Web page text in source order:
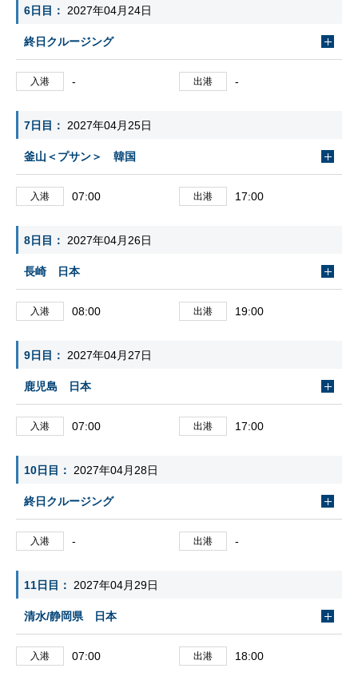
6日目 2027年04月24日
終日クルージング
入港 - 出港 -
7日目 2027年04月25日
釜山＜プサン＞ 韓国
入港 07:00 出港 17:00
8日目 2027年04月26日
長崎 日本
入港 08:00 出港 19:00
9日目 2027年04月27日
鹿児島 日本
入港 07:00 出港 17:00
10日目 2027年04月28日
終日クルージング
入港 - 出港 -
11日目 2027年04月29日
清水/静岡県 日本
入港 07:00 出港 18:00